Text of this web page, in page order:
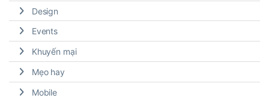
Design
Events
Khuyến mại
Mẹo hay
Mobile